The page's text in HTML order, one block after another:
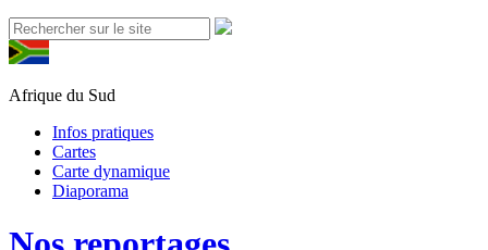
Afrique du Sud
Infos pratiques
Cartes
Carte dynamique
Diaporama